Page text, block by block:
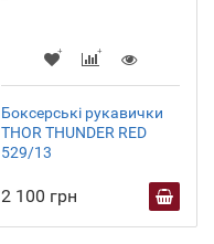
Боксерські рукавички
THOR THUNDER RED
529/13
2 100 грн